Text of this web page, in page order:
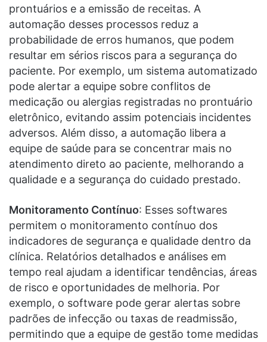
prontuários e a emissão de receitas. A
automação desses processos reduz a
probabilidade de erros humanos, que podem
resultar em sérios riscos para a segurança do
paciente. Por exemplo, um sistema automatizado
pode alertar a equipe sobre conflitos de
medicação ou alergias registradas no prontuário
eletrônico, evitando assim potenciais incidentes
adversos. Além disso, a automação libera a
equipe de saúde para se concentrar mais no
atendimento direto ao paciente, melhorando a
qualidade e a segurança do cuidado prestado.
Monitoramento Contínuo: Esses softwares
permitem o monitoramento contínuo dos
indicadores de segurança e qualidade dentro da
clínica. Relatórios detalhados e análises em
tempo real ajudam a identificar tendências, áreas
de risco e oportunidades de melhoria. Por
exemplo, o software pode gerar alertas sobre
padrões de infecção ou taxas de readmissão,
permitindo que a equipe de gestão tome medidas